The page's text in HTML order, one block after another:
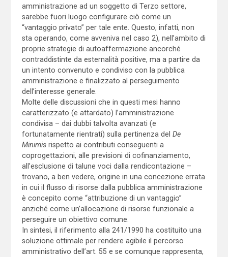
amministrazione ad un soggetto di Terzo settore,
sarebbe fuori luogo configurare ciò come un
“vantaggio privato” per tale ente. Questo, infatti, non
sta operando, come avveniva nel caso 2), nell’ambito di
proprie strategie di autoaffermazione ancorché
contraddistinte da esternalità positive, ma a partire da
un intento convenuto e condiviso con la pubblica
amministrazione e finalizzato al perseguimento
dell’interesse generale.
Molte delle discussioni che in questi mesi hanno
caratterizzato (e attardato) l’amministrazione
condivisa – dai dubbi talvolta avanzati (e
fortunatamente rientrati) sulla pertinenza del De
Minimisrispetto ai contributi conseguenti a
coprogettazioni, alle previsioni di cofinanziamento,
all’esclusione di talune voci dalla rendicontazione –
trovano, a ben vedere, origine in una concezione errata
in cui il flusso di risorse dalla pubblica amministrazione
è concepito come “attribuzione di un vantaggio”
anziché come un’allocazione di risorse funzionale a
perseguire un obiettivo comune.
In sintesi, il riferimento alla 241/1990 ha costituito una
soluzione ottimale per rendere agibile il percorso
amministrativo dell’art. 55 e se comunque rappresenta,